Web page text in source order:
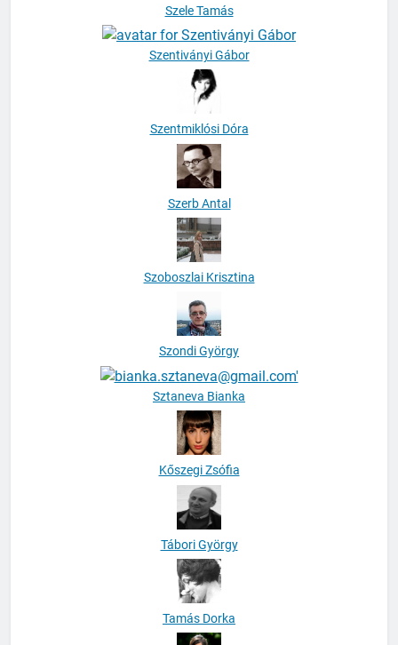
Szele Tamás
Szentiványi Gábor
Szentmiklósi Dóra
Szerb Antal
Szoboszlai Krisztina
Szondi György
Sztaneva Bianka
Kőszegi Zsófia
Tábori György
Tamás Dorka